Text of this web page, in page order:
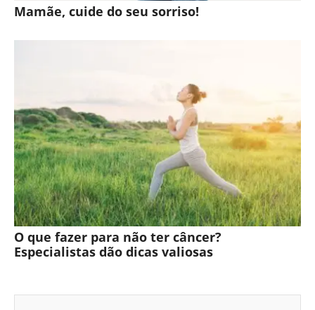
Mamãe, cuide do seu sorriso!
O que fazer para não ter câncer?
Especialistas dão dicas valiosas